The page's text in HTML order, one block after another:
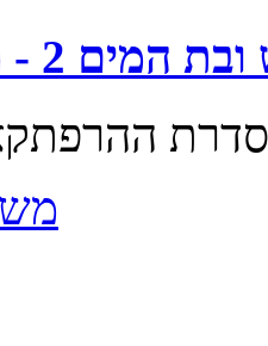
2 - מקדש האור